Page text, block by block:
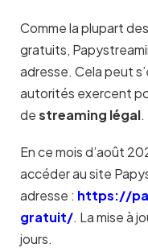
Comme la plupart
gratuits,
adresse. Cela peut
autorités exercent
destreaming légal.
En ce mois d’août
accéder au site
adresse : https://
gratuit/. La mise à
jours.